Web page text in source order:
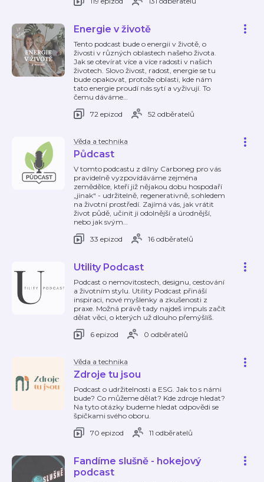
Energie v životě
Tento podcast bude o energii v životě, o
živosti v různých oblastech našeho života.
Jak se otevírat více a více radosti v našich
životech. Slovo živost, radost, energie se tu
bude opakovat, protože oblasti, kde nám
tato energie proudí nás sytí a vyživují. To
čemu dáváme…
72 epizod
52 odběratelů
Věda a technika
Půdcast
V tomto podcastu z dílny Carboneg pro vás
pravidelně vyzpovídáváme zejména
zemědělce, kteří již nějakou dobu hospodaří
„jinak“ - udržitelně, regenerativně, s ohledem
na životní prostředí. Zajímá vás, jak vrátit
život půdě, učinit ji odolnější a úrodnější,
nebo jak svým…
33 epizod
16 odběratelů
Utility Podcast
Podcast o nemovitostech, designu, cestování
a životním stylu. Utility Podcast přináší
inspiraci, nové myšlenky a zkušenosti z
praxe. Možná právě tady najdeš impuls začít
dělat věci, o kterých už dlouho přemýšlíš.
6 epizod
0 odběratelů
Věda a technika
Zdroje tu jsou
Podcast o udržitelnosti a ESG. Jak to s námi
bude? Co můžeme dělat? Kde zdroje hledat?
Na tyto otázky budeme hledat odpovědi se
špičkami svého oboru.
70 epizod
11 odběratelů
Fandíme slušně - hokejový
podcast